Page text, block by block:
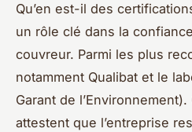
Qu’en est-il des
un rôle clé dans la
couvreur. Parmi les plus
notamment Qualibat et le
Garant de
attestent que l’entreprise